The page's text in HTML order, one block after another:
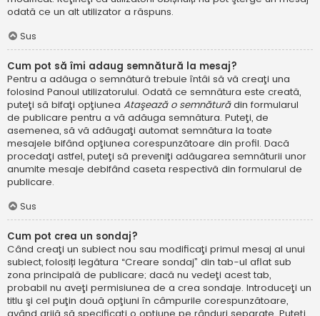
odată ce un alt utilizator a răspuns.
Sus
Cum pot să îmi adaug semnătură la mesaj?
Pentru a adăuga o semnătură trebuie întâi să vă creaţi una
folosind Panoul utilizatorului. Odată ce semnătura este creată,
puteţi să bifaţi opţiunea Ataşează o semnăturădin formularul
de publicare pentru a vă adăuga semnătura. Puteţi, de
asemenea, să vă adăugaţi automat semnătura la toate
mesajele bifând opţiunea corespunzătoare din profil. Dacă
procedaţi astfel, puteţi să preveniţi adăugarea semnăturii unor
anumite mesaje debifând caseta respectivă din formularul de
publicare.
Sus
Cum pot crea un sondaj?
Când creaţi un subiect nou sau modificaţi primul mesaj al unui
subiect, folosiți legătura “Creare sondaj” din tab-ul aflat sub
zona principală de publicare; dacă nu vedeţi acest tab,
probabil nu aveţi permisiunea de a crea sondaje. Introduceţi un
titlu şi cel puţin două opţiuni în câmpurile corespunzătoare,